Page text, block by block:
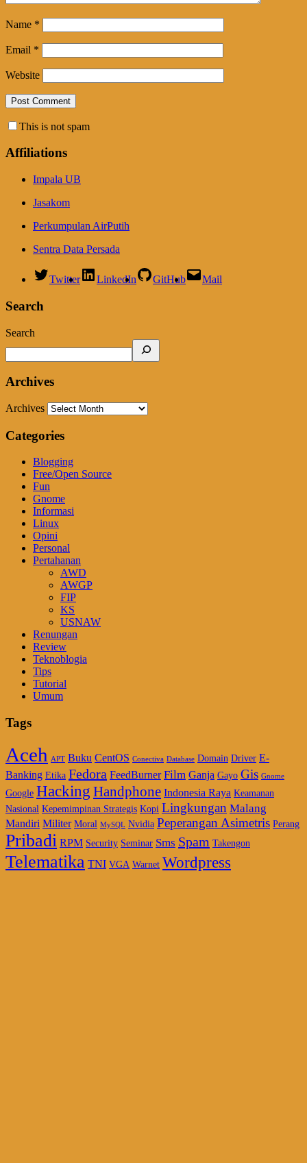
Name *
Email *
Website
This is not spam
Affiliations
Impala UB
Jasakom
Perkumpulan AirPutih
Sentra Data Persada
Twitter LinkedIn GitHub Mail
Search
Search
Archives
Archives
Categories
Blogging
Free/Open Source
Fun
Gnome
Informasi
Linux
Opini
Personal
Pertahanan
AWD
AWGP
FIP
KS
USNAW
Renungan
Review
Teknoblogia
Tips
Tutorial
Umum
Tags
Aceh APT Buku CentOS Conectiva Database Domain Driver E-
Banking Etika Fedora FeedBurner Film Ganja Gayo Gis Gnome
Google Hacking Handphone Indonesia Raya Keamanan
Nasional Kepemimpinan Strategis Kopi Lingkungan Malang
Mandiri Militer Moral MySQL Nvidia Peperangan Asimetris Perang
Pribadi RPM Security Seminar Sms Spam Takengon
Telematika TNI VGA Warnet Wordpress